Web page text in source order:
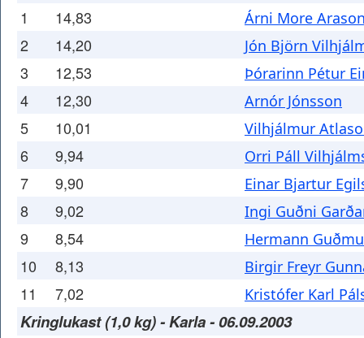
1 14,83 Árni More
2 14,20 Jón Björn
3 12,53 Þórarinn Pétur
4 12,30 Arnór Jónsson
5 10,01 Vilhjálmur
6 9,94 Orri Páll
7 9,90 Einar Bjartur
8 9,02 Ingi Guðni
9 8,54 Hermann
10 8,13 Birgir Freyr
11 7,02 Kristófer Karl
Kringlukast (1,0 kg) - Karla - 06.09.2003